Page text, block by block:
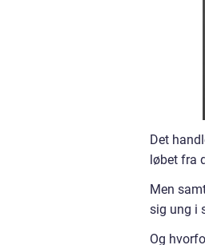
Det
løbet fra
Men
sig ung i
Og